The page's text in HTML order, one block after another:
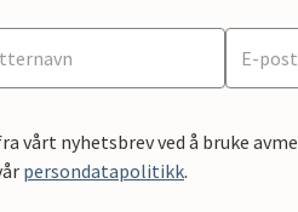
vårt nyhetsbrev ved å bruke
persondatapolitikk.